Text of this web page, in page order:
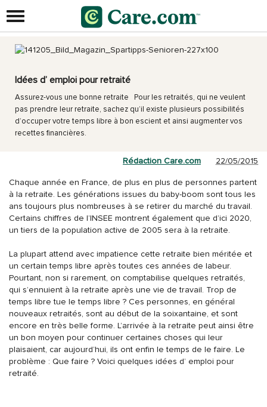
Idées d’ emploi pour retraité
Assurez-vous une bonne retraite Pour les retraités, qui ne veulent
pas prendre leur retraite, sachez qu’il existe plusieurs possibilités
d’occuper votre temps libre à bon escient et ainsi augmenter vos
recettes financières.
Rédaction Care.com 22/05/2015
Chaque année en France, de plus en plus de personnes partent
à la retraite. Les générations issues du baby-boom sont tous les
ans toujours plus nombreuses à se retirer du marché du travail.
Certains chiffres de l’INSEE montrent également que d’ici 2020,
un tiers de la population active de 2005 sera à la retraite.
La plupart attend avec impatience cette retraite bien méritée et
un certain temps libre après toutes ces années de labeur.
Pourtant, non si rarement, on comptabilise quelques retraités,
qui s’ennuient à la retraite après une vie de travail. Trop de
temps libre tue le temps libre ? Ces personnes, en général
nouveaux retraités, sont au début de la soixantaine, et sont
encore en très belle forme. L’arrivée à la retraite peut ainsi être
un bon moyen pour continuer certaines choses qui leur
plaisaient, car aujourd’hui, ils ont enfin le temps de le faire. Le
problème : Que faire ? Voici quelques idées d’ emploi pour
retraité.